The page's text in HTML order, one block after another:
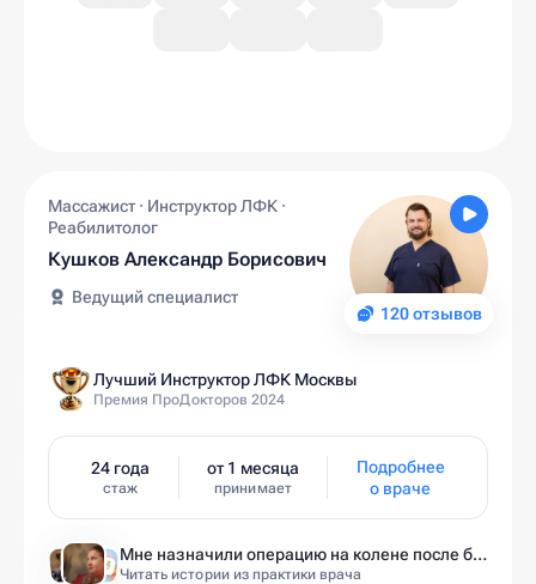
120 отзывов
Массажист · Инструктор ЛФК ·
Реабилитолог
Кушков Александр Борисович
Ведущий специалист
Лучший Инструктор ЛФК Москвы
Премия ПроДокторов 2024
24 года
стаж
от 1 месяца
принимает
Подробнее
о враче
Мне назначили операцию на колене после беременности. Оказалось — это было ошибкой
Читать истории из практики врача